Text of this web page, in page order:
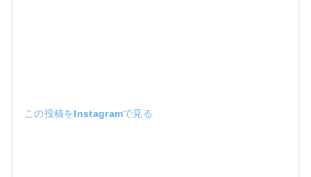
この投稿をInstagramで見る